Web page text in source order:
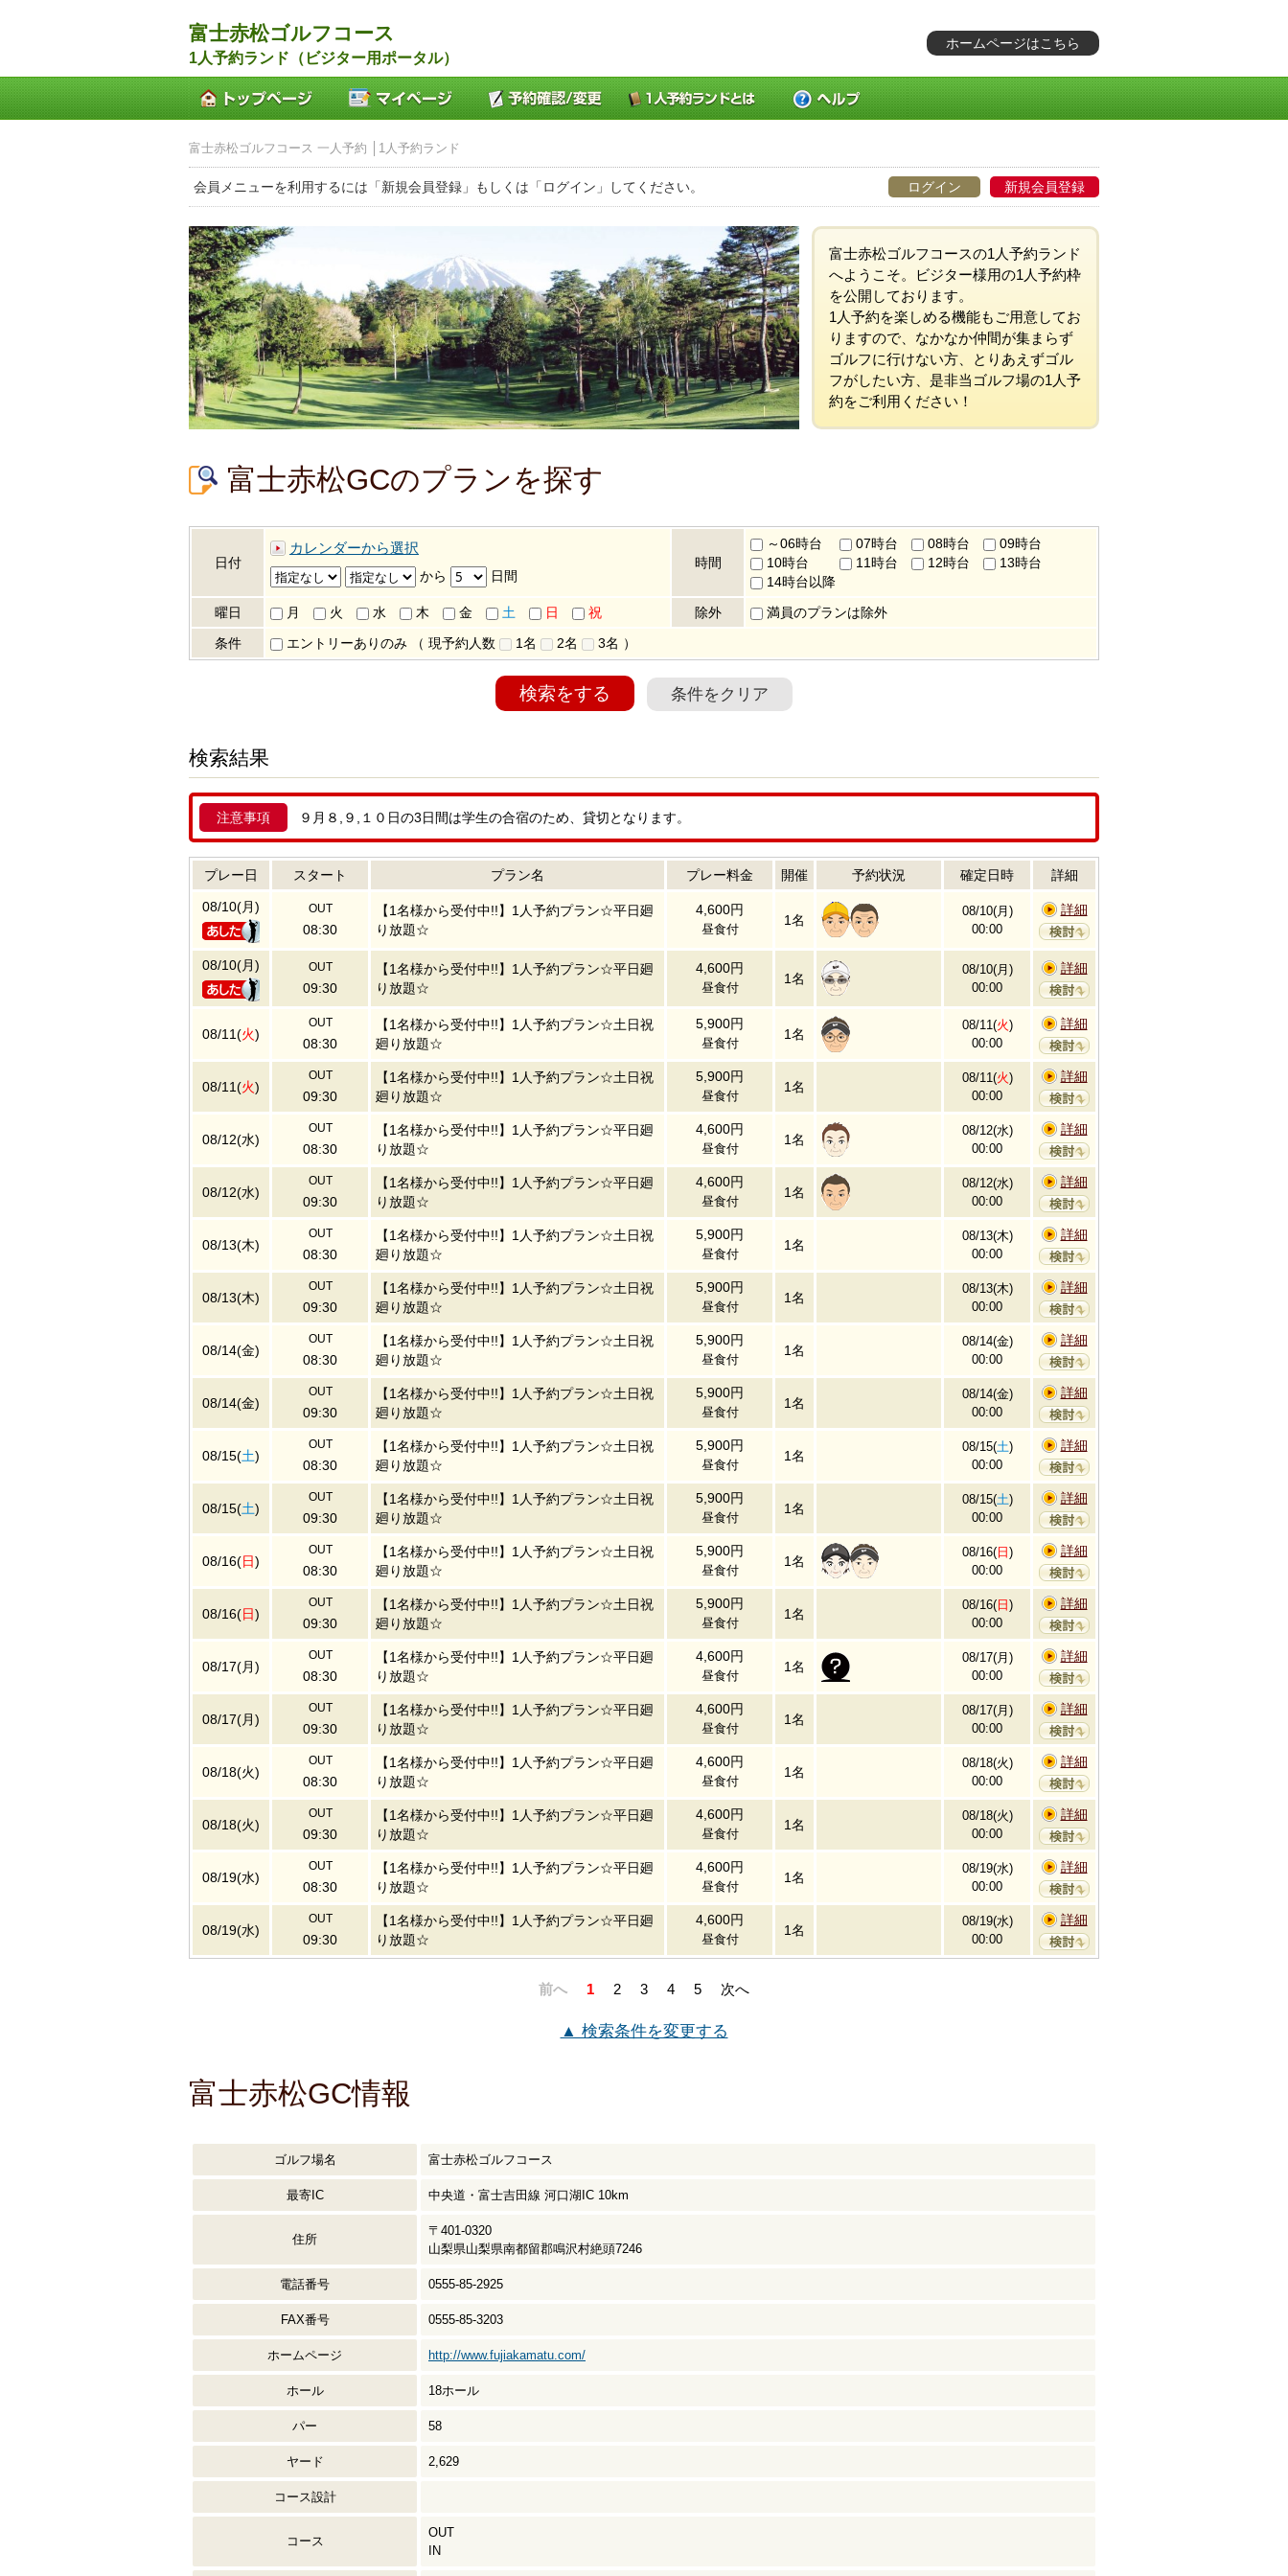
富士赤松ゴルフコース
1人予約ランド（ビジター用ポータル）
ホームページはこちら
富士赤松ゴルフコース 一人予約 │1人予約ランド
会員メニューを利用するには「新規会員登録」もしくは「ログイン」してください。 新規会員登録
ログイン
富士赤松ゴルフコースの1人予約ランド
へようこそ。ビジター様用の1人予約枠
を公開しております。
1人予約を楽しめる機能もご用意してお
りますので、なかなか仲間が集まらず
ゴルフに行けない方、とりあえずゴル
フがしたい方、是非当ゴルフ場の1人予
約をご利用ください！
富士赤松GCのプランを探す
日付
カレンダーから選択
から
日間
時間
～06時台 07時台 08時台
09時台
10時台
11時台 12時台
13時台
14時台以降
曜日
月 火 水 木 金 土 日 祝 除外
満員のプランは除外
条件
エントリーありのみ （ 現予約人数 1名 2名 3名 ）
検索をする 条件をクリア
検索結果
注意事項 ９月８,９,１０日の3日間は学生の合宿のため、貸切となります。
プレー日 スタート プラン名 プレー料金 開催 予約状況 確定日時 詳細
08/10(月) OUT
08:30
【1名様から受付中!!】1人予約プラン☆平日廻
り放題☆
4,600円
昼食付
1名
08/10(月)
00:00
詳細
08/10(月) OUT
09:30
【1名様から受付中!!】1人予約プラン☆平日廻
り放題☆
4,600円
昼食付
1名
08/10(月)
00:00
詳細
08/11(火)
OUT
08:30
【1名様から受付中!!】1人予約プラン☆土日祝
廻り放題☆
5,900円
昼食付
1名
08/11(火)
00:00
詳細
08/11(火)
OUT
09:30
【1名様から受付中!!】1人予約プラン☆土日祝
廻り放題☆
5,900円
昼食付
1名
08/11(火)
00:00
詳細
08/12(水)
OUT
08:30
【1名様から受付中!!】1人予約プラン☆平日廻
り放題☆
4,600円
昼食付
1名
08/12(水)
00:00
詳細
08/12(水)
OUT
09:30
【1名様から受付中!!】1人予約プラン☆平日廻
り放題☆
4,600円
昼食付
1名
08/12(水)
00:00
詳細
08/13(木)
OUT
08:30
【1名様から受付中!!】1人予約プラン☆土日祝
廻り放題☆
5,900円
昼食付
1名
08/13(木)
00:00
詳細
08/13(木)
OUT
09:30
【1名様から受付中!!】1人予約プラン☆土日祝
廻り放題☆
5,900円
昼食付
1名
08/13(木)
00:00
詳細
08/14(金)
OUT
08:30
【1名様から受付中!!】1人予約プラン☆土日祝
廻り放題☆
5,900円
昼食付
1名
08/14(金)
00:00
詳細
08/14(金)
OUT
09:30
【1名様から受付中!!】1人予約プラン☆土日祝
廻り放題☆
5,900円
昼食付
1名
08/14(金)
00:00
詳細
08/15(土)
OUT
08:30
【1名様から受付中!!】1人予約プラン☆土日祝
廻り放題☆
5,900円
昼食付
1名
08/15(土)
00:00
詳細
08/15(土)
OUT
09:30
【1名様から受付中!!】1人予約プラン☆土日祝
廻り放題☆
5,900円
昼食付
1名
08/15(土)
00:00
詳細
08/16(日)
OUT
08:30
【1名様から受付中!!】1人予約プラン☆土日祝
廻り放題☆
5,900円
昼食付
1名
08/16(日 )
00:00
詳細
08/16(日)
OUT
09:30
【1名様から受付中!!】1人予約プラン☆土日祝
廻り放題☆
5,900円
昼食付
1名
08/16(日 )
00:00
詳細
08/17(月)
OUT
08:30
【1名様から受付中!!】1人予約プラン☆平日廻
り放題☆
4,600円
昼食付
1名
08/17(月)
00:00
詳細
08/17(月)
OUT
09:30
【1名様から受付中!!】1人予約プラン☆平日廻
り放題☆
4,600円
昼食付
1名
08/17(月)
00:00
詳細
08/18(火)
OUT
08:30
【1名様から受付中!!】1人予約プラン☆平日廻
り放題☆
4,600円
昼食付
1名
08/18(火)
00:00
詳細
08/18(火)
OUT
09:30
【1名様から受付中!!】1人予約プラン☆平日廻
り放題☆
4,600円
昼食付
1名
08/18(火)
00:00
詳細
08/19(水)
OUT
08:30
【1名様から受付中!!】1人予約プラン☆平日廻
り放題☆
4,600円
昼食付
1名
08/19(水)
00:00
詳細
08/19(水)
OUT
09:30
【1名様から受付中!!】1人予約プラン☆平日廻
り放題☆
4,600円
昼食付
1名
08/19(水)
00:00
詳細
前へ 1 2 3 4 5 次へ
▲ 検索条件を変更する
富士赤松GC情報
ゴルフ場名 富士赤松ゴルフコース
最寄IC 中央道・富士吉田線 河口湖IC 10km
住所
〒401-0320
山梨県山梨県南都留郡鳴沢村絶頭7246
電話番号 0555-85-2925
FAX番号 0555-85-3203
ホームページ http://www.fujiakamatu.com/
ホール 18ホール
パー 58
ヤード 2,629
コース設計
コース
OUT
IN